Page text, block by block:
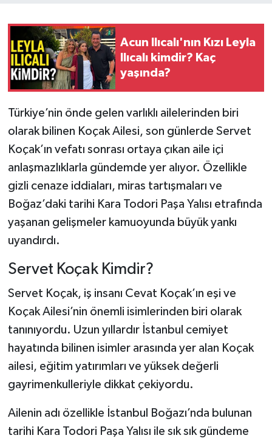
Acun Ilıcalı'nın Kızı Leyla
Ilıcalı kimdir? Kaç
yaşında?
Türkiye’nin önde gelen varlıklı ailelerinden biri
olarak bilinen Koçak Ailesi, son günlerde Servet
Koçak’ın vefatı sonrası ortaya çıkan aile içi
anlaşmazlıklarla gündemde yer alıyor. Özellikle
gizli cenaze iddiaları, miras tartışmaları ve
Boğaz’daki tarihi Kara Todori Paşa Yalısı etrafında
yaşanan gelişmeler kamuoyunda büyük yankı
uyandırdı.
Servet Koçak Kimdir?
Servet Koçak, iş insanı Cevat Koçak’ın eşi ve
Koçak Ailesi’nin önemli isimlerinden biri olarak
tanınıyordu. Uzun yıllardır İstanbul cemiyet
hayatında bilinen isimler arasında yer alan Koçak
ailesi, eğitim yatırımları ve yüksek değerli
gayrimenkulleriyle dikkat çekiyordu.
Ailenin adı özellikle İstanbul Boğazı’nda bulunan
tarihi Kara Todori Paşa Yalısı ile sık sık gündeme